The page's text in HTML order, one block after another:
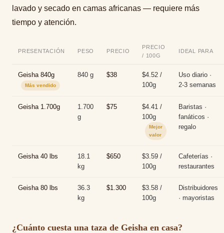
lavado y secado en camas africanas — requiere más
tiempo y atención.
PRESENTACIÓN PESO PRECIO
PRECIO
/ 100G
IDEAL PARA
Geisha 840g
Más vendido
840 g $38
$4.52 /
100g
Uso diario ·
2-3 semanas
Geisha 1.700g
1.700
g
$75
$4.41 /
100g
Mejor
valor
Baristas ·
fanáticos ·
regalo
Geisha 40 lbs
18.1
kg
$650
$3.59 /
100g
Cafeterías ·
restaurantes
Geisha 80 lbs
36.3
kg
$1.300
$3.58 /
100g
Distribuidores
· mayoristas
¿Cuánto cuesta una taza de Geisha en casa?